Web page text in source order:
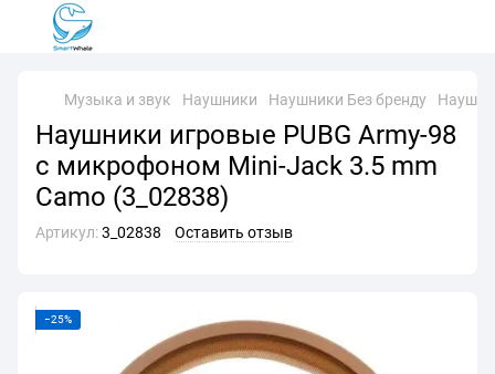
Музыка и звук Наушники Наушники Без бренду
Наушники игровые PUBG Army-98
с микрофоном Mini-Jack 3.5 mm
Camo (3_02838)
Артикул:3_02838 Оставить отзыв
−25%